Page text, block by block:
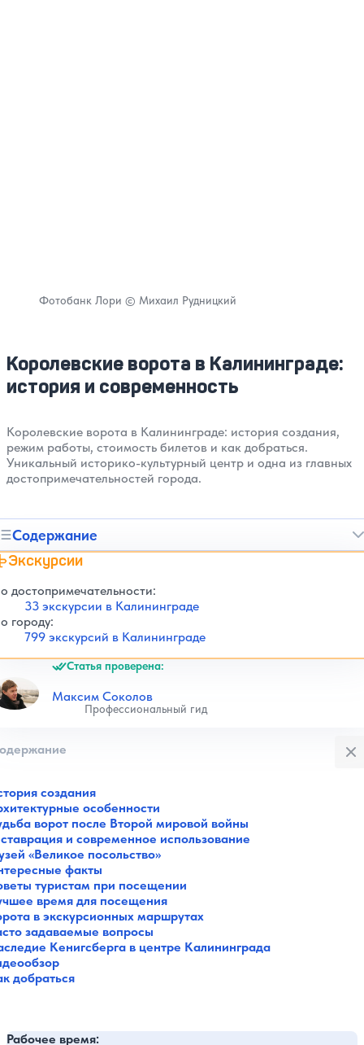
Королевские ворота в Калининграде:
история и современность
Королевские ворота в Калининграде: история создания,
режим работы, стоимость билетов и как добраться.
Уникальный историко-культурный центр и одна из главных
достопримечательностей города.
Содержание
Экскурсии
достопримечательности:
33 экскурсии в Калининграде
городу:
799 экскурсий в Калининграде
Статья проверена:
Максим Соколов
Профессиональный гид
создания
особенности
ворот после Второй мировой войны
и современное использование
«Великое посольство»
факты
туристам при посещении
время для посещения
в экскурсионных маршрутах
задаваемые вопросы
Кенигсберга в центре Калининграда
добраться
Фотобанк Лори © Михаил Рудницкий
Рабочее время: